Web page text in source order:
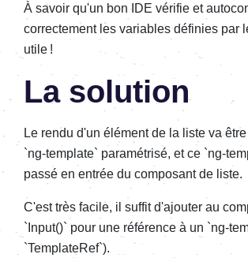
À savoir qu'un bon IDE vérifie et
correctement les variables définies par
utile !
La solution
Le rendu d'un élément de la liste va
`ng-template` paramétrisé, et ce `ng-
passé en entrée du composant de liste.
C'est très facile, il suffit d'ajouter au
`Input()` pour une référence à un `ng-
`TemplateRef`).